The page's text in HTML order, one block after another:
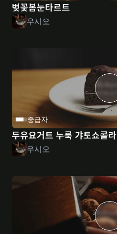
벚꽃봄눈타르트
우시오
중급자
두유요거트 누룩 갸토쇼콜라
우시오